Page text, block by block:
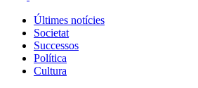
Últimes notícies
Societat
Successos
Política
Cultura